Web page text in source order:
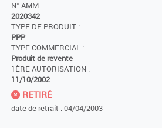
N° AMM
2020342
TYPE DE PRODUIT :
PPP
TYPE COMMERCIAL :
Produit de revente
1ÈRE AUTORISATION :
11/10/2002
RETIRÉ
date de retrait : 04/04/2003